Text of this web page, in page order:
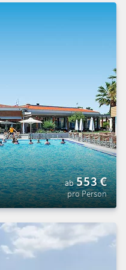
ab 553€
pro Person